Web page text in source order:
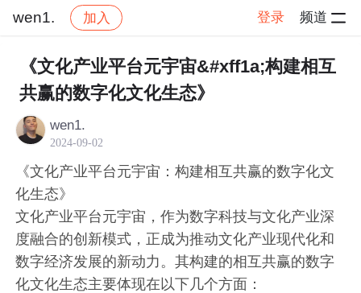
wen1. 加入 登录 频道
社区 wen1. 交流讨论 帖子详情
《文化产业平台元宇宙&#xff1a;构建相互
共赢的数字化文化生态》
wen1.
2024-09-02
《文化产业平台元宇宙：构建相互共赢的数字化文
化生态》
文化产业平台元宇宙，作为数字科技与文化产业深
度融合的创新模式，正成为推动文化产业现代化和
数字经济发展的新动力。其构建的相互共赢的数字
化文化生态主要体现在以下几个方面：